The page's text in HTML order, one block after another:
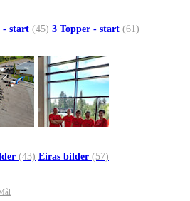
- start (45) 3 Topper - start (61)
(43) Eiras bilder (57)